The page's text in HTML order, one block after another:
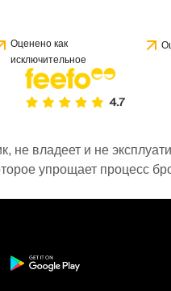
Оценено как
исключительное
владеет и не
упрощает процесс